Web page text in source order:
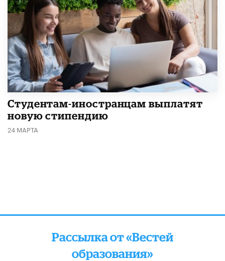
Студентам-иностранцам выплатят
новую стипендию
24 МАРТА
Рассылка от «Вестей
образования»